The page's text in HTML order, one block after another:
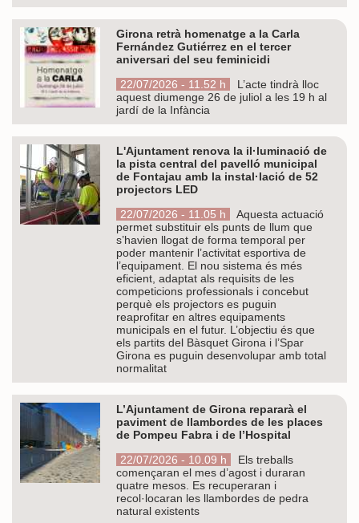
Girona retrà homenatge a la Carla
Fernández Gutiérrez en el tercer
aniversari del seu feminicidi
22/07/2026 - 11.52 h
L’acte tindrà lloc
aquest diumenge 26 de juliol a les 19 h al
jardí de la Infància
L'Ajuntament renova la il·luminació de
la pista central del pavelló municipal
de Fontajau amb la instal·lació de 52
projectors LED
22/07/2026 - 11.05 h
Aquesta actuació
permet substituir els punts de llum que
s’havien llogat de forma temporal per
poder mantenir l’activitat esportiva de
l’equipament. El nou sistema és més
eficient, adaptat als requisits de les
competicions professionals i concebut
perquè els projectors es puguin
reaprofitar en altres equipaments
municipals en el futur. L’objectiu és que
els partits del Bàsquet Girona i l’Spar
Girona es puguin desenvolupar amb total
normalitat
L’Ajuntament de Girona repararà el
paviment de llambordes de les places
de Pompeu Fabra i de l’Hospital
22/07/2026 - 10.09 h
Els treballs
començaran el mes d’agost i duraran
quatre mesos. Es recuperaran i
recol·locaran les llambordes de pedra
natural existents